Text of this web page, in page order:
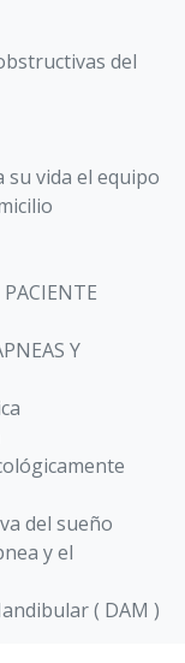
del
su vida el equipo
Y
del sueño
y el
( DAM )